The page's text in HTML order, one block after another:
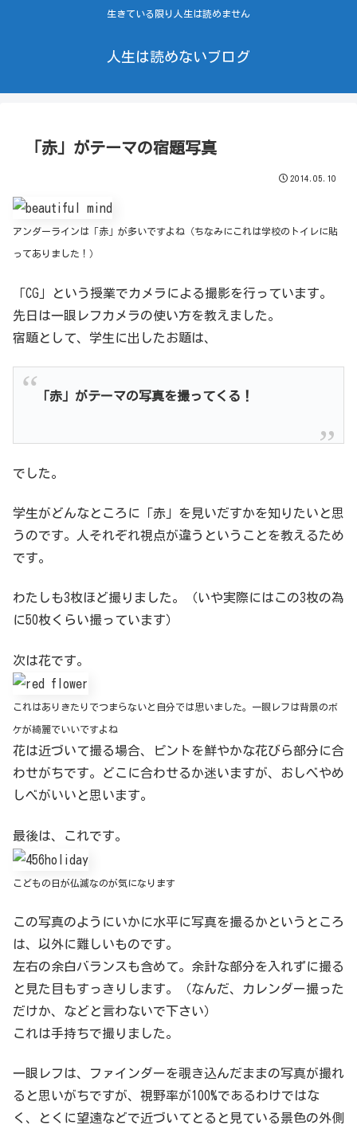
生きている限り人生は読めません
人生は読めないブログ
「赤」がテーマの宿題写真
2014.05.10
アンダーラインは「赤」が多いですよね（ちなみにこれは学校のトイレに貼
ってありました！）
「CG」という授業でカメラによる撮影を行っています。
先日は一眼レフカメラの使い方を教えました。
宿題として、学生に出したお題は、
「赤」がテーマの写真を撮ってくる！
でした。
学生がどんなところに「赤」を見いだすかを知りたいと思
うのです。人それぞれ視点が違うということを教えるため
です。
わたしも3枚ほど撮りました。（いや実際にはこの3枚の為
に50枚くらい撮っています）
次は花です。
これはありきたりでつまらないと自分では思いました。一眼レフは背景のボ
ケが綺麗でいいですよね
花は近づいて撮る場合、ピントを鮮やかな花びら部分に合
わせがちです。どこに合わせるか迷いますが、おしべやめ
しべがいいと思います。
最後は、これです。
こどもの日が仏滅なのが気になります
この写真のようにいかに水平に写真を撮るかというところ
は、以外に難しいものです。
左右の余白バランスも含めて。余計な部分を入れずに撮る
と見た目もすっきりします。（なんだ、カレンダー撮った
だけか、などと言わないで下さい）
これは手持ちで撮りました。
一眼レフは、ファインダーを覗き込んだままの写真が撮れ
ると思いがちですが、視野率が100%であるわけではな
く、とくに望遠などで近づいてとると見ている景色の外側